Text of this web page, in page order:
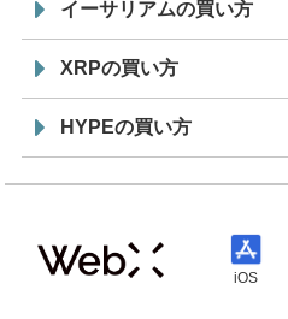
イーサリアムの買い方
XRPの買い方
HYPEの買い方
iOS